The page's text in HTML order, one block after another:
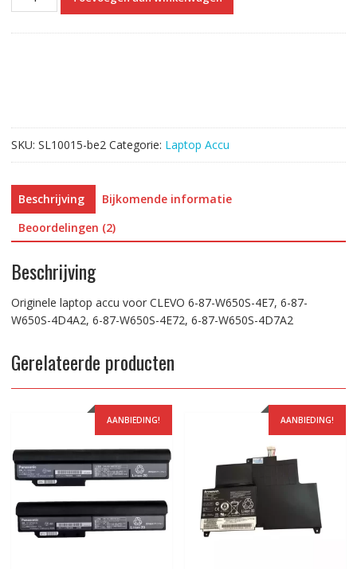
4E7,
6-
87-
W650S-
4D4A2,
6-
87-
4E72,
87-
W650S-
aantal
SKU: SL10015-be2 Categorie: Laptop Accu
Beschrijving
Bijkomende informatie
Beoordelingen (2)
Beschrijving
Originele laptop accu voor CLEVO 6-87-W650S-4E7, 6-87-
W650S-4D4A2, 6-87-W650S-4E72, 6-87-W650S-4D7A2
Gerelateerde producten
AANBIEDING! AANBIEDING!